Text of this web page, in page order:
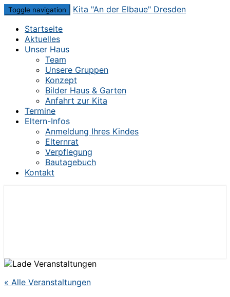
Skip
content
Toggle navigation
Kita "An der Elbaue" Dresden
Startseite
Aktuelles
Unser Haus
Team
Unsere Gruppen
Konzept
Bilder Haus & Garten
Anfahrt zur Kita
Termine
Eltern-Infos
Anmeldung Ihres Kindes
Elternrat
Verpflegung
Bautagebuch
Kontakt
« Alle Veranstaltungen